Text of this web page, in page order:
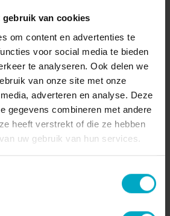
gebruik van cookies
om content en advertenties te
voor social media te bieden
te analyseren. Ook delen we
van onze site met onze
adverteren en analyse. Deze
gegevens combineren met andere
heeft verstrekt of die ze hebben
uw gebruik van hun services.
is SVH
én directeur bij
Cultuurhuis – hoe
vorm deze